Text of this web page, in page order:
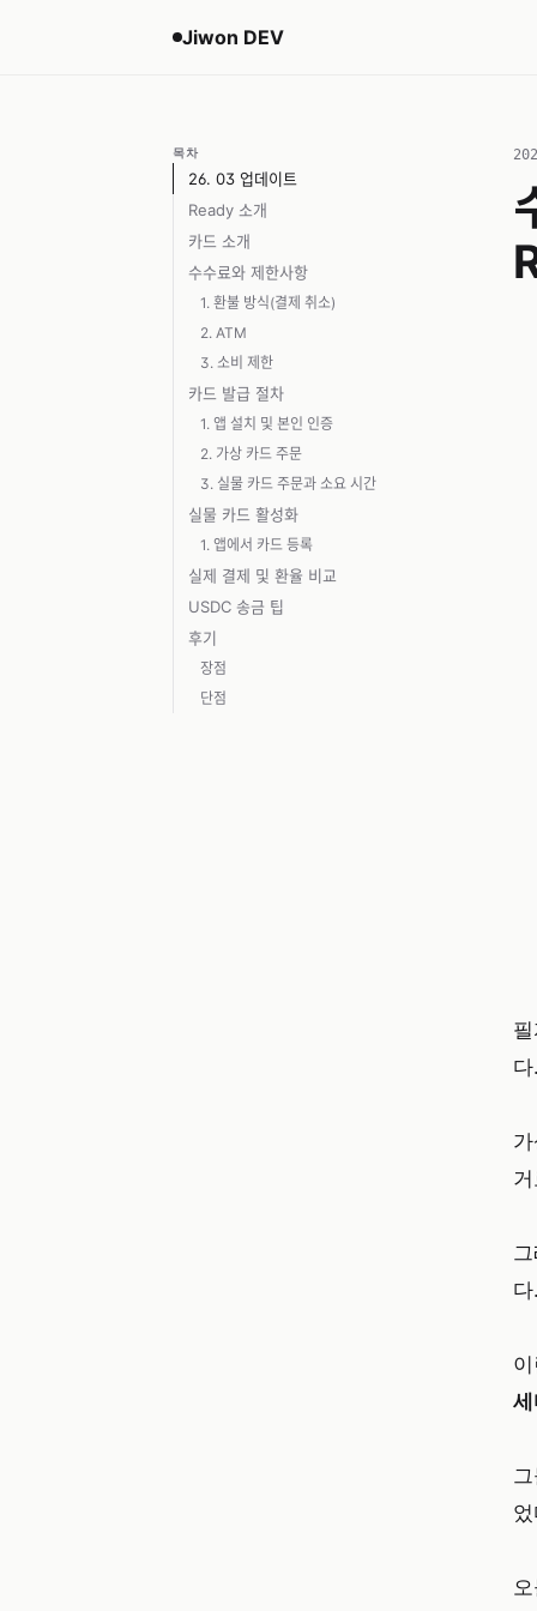
Jiwon DEV
목차
26. 03 업데이트
Ready 소개
카드 소개
수수료와 제한사항
1. 환불 방식(결제 취소)
2. ATM
3. 소비 제한
카드 발급 절차
1. 앱 설치 및 본인 인증
2. 가상 카드 주문
3. 실물 카드 주문과 소요 시간
실물 카드 활성화
1. 앱에서 카드 등록
실제 결제 및 환율 비교
USDC 송금 팁
후기
장점
단점